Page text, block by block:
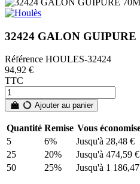
32424 GALON
Référence HOULES-32424
94,92 €
TTC
Ajouter au panier
Quantité Remise Vous
5
6%
Jusqu'à 28,48 €
25
20%
Jusqu'à 474,59 €
50
25% Jusqu'à 1